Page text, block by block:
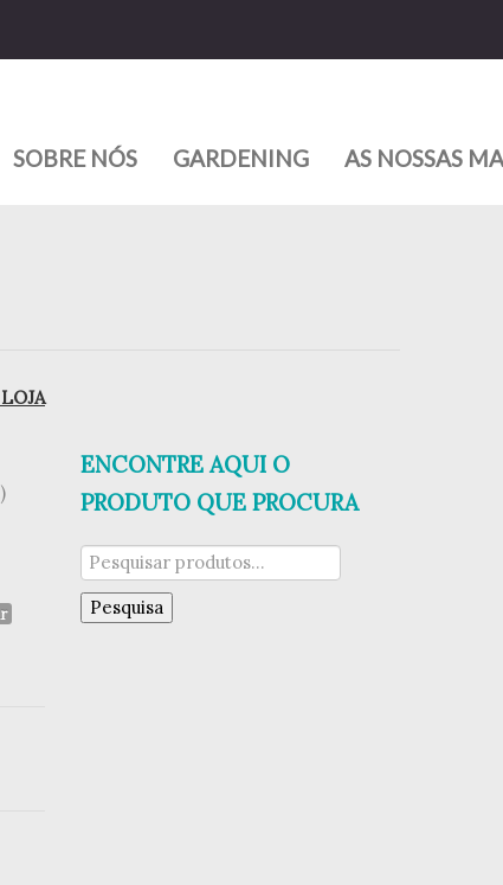
SOBRE NÓS GARDENING AS NOSSAS
ENCONTRE AQUI O
PRODUTO QUE PROCURA
Pesquisar
por:
Pesquisa